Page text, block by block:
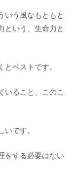
いう風なもともと
という、生命力と
ベストです。
いること、このこ
です。
をする必要はない